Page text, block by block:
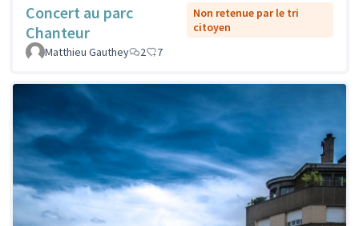
Concert au parc
Chanteur
Non retenue par le tri
citoyen
Matthieu Gauthey
2 7